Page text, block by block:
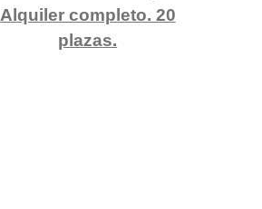
Alquiler completo. 20
plazas.